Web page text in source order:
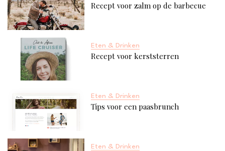
Recept voor zalm op de barbecue
Eten & Drinken
Recept voor kerststerren
Eten & Drinken
Tips voor een paasbrunch
Eten & Drinken